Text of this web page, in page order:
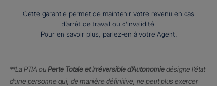
Cette garantie permet de maintenir votre revenu en cas
d’arrêt de travail ou d’invalidité.
Pour en savoir plus, parlez-en à votre Agent.
**La PTIA ou Perte Totale et Irréversible d’Autonomiedésigne l’état
d’une personne qui, de manière définitive, ne peut plus exercer